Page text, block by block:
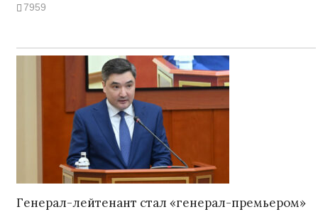
7959
Генерал-лейтенант стал «генерал-премьером»